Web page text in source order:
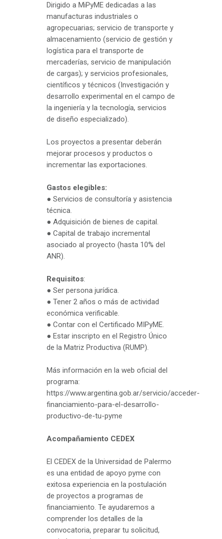
Dirigido a MiPyME dedicadas a las
manufacturas industriales o
agropecuarias; servicio de transporte y
almacenamiento (servicio de gestión y
logística para el transporte de
mercaderías, servicio de manipulación
de cargas); y servicios profesionales,
científicos y técnicos (Investigación y
desarrollo experimental en el campo de
la ingeniería y la tecnología, servicios
de diseño especializado).
Los proyectos a presentar deberán
mejorar procesos y productos o
incrementar las exportaciones.
Gastos elegibles:
● Servicios de consultoría y asistencia
técnica.
● Adquisición de bienes de capital.
● Capital de trabajo incremental
asociado al proyecto (hasta 10% del
ANR).
Requisitos:
● Ser persona jurídica.
● Tener 2 años o más de actividad
económica verificable.
● Contar con el Certificado MIPyME.
● Estar inscripto en el Registro Único
de la Matriz Productiva (RUMP).
Más información en la web oficial del
programa:
https://www.argentina.gob.ar/servicio/acceder-
financiamiento-para-el-desarrollo-
productivo-de-tu-pyme
Acompañamiento CEDEX
El CEDEX de la Universidad de Palermo
es una entidad de apoyo pyme con
exitosa experiencia en la postulación
de proyectos a programas de
financiamiento. Te ayudaremos a
comprender los detalles de la
convocatoria, preparar tu solicitud,